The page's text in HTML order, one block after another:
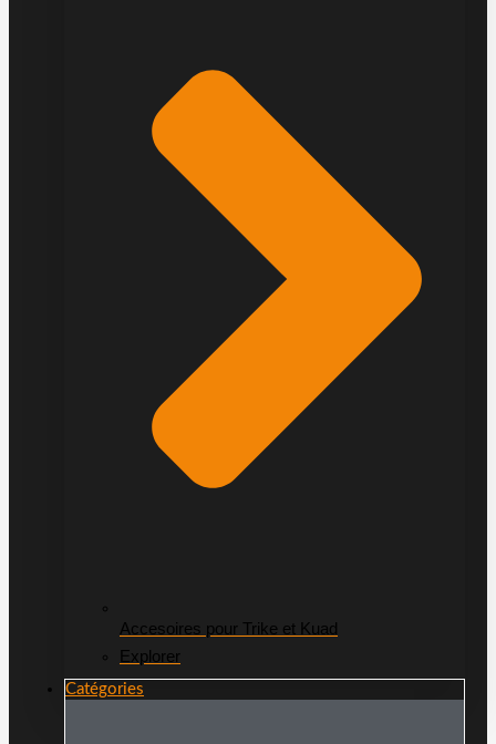
Accesoires pour Trike et Kuad
Explorer
Catégories